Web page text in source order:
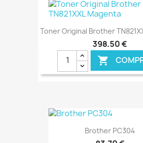
Toner Original Brother
398,50 €

Brother PC304